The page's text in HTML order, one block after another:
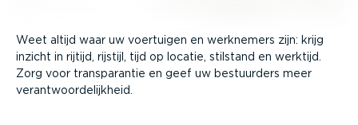
Weet altijd waar uw voertuigen en werknemers zijn: krijg
inzicht in rijtijd, rijstijl, tijd op locatie, stilstand en werktijd.
Zorg voor trans­pa­rantie en geef uw bestuurders meer
verant­woor­de­lijkheid.